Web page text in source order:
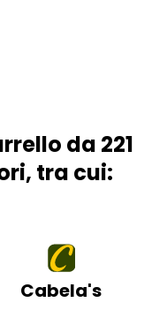
da 221
tra cui:
Cabela's